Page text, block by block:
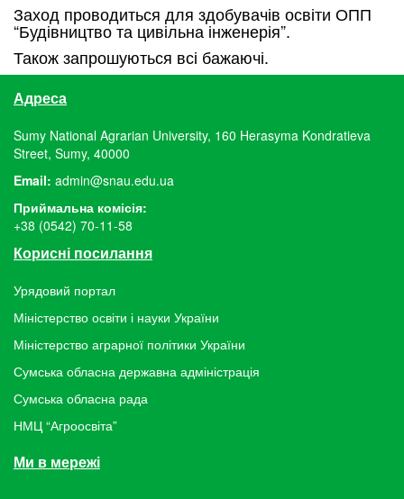
Заход проводиться для здобувачів освіти ОПП
“Будівництво та цивільна інженерія”.
Також запрошуються всі бажаючі.
Адреса
Sumy National Agrarian University, 160 Herasyma Kondratieva
Street, Sumy, 40000
Email: admin@snau.edu.ua
Приймальна комісія:
+38 (0542) 70-11-58
Корисні посилання
Урядовий портал
Міністерство освіти і науки України
Міністерство аграрної політики України
Сумська обласна державна адміністрація
Сумська обласна рада
НМЦ “Агроосвіта”
Ми в мережі